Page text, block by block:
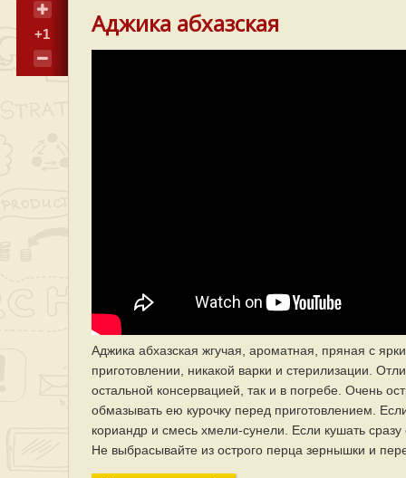
+1 Аджика абхазская
Аджика абхазская жгучая, ароматная, пряная с
приготовлении, никакой варки и стерилизации.
остальной консервацией, так и в погребе. Очень
обмазывать ею курочку перед приготовлением.
кориандр и смесь хмели-сунели. Если кушать
Не выбрасывайте из острого перца зернышки и